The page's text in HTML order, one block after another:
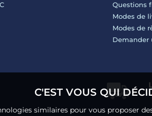
Questions
Modes de
Modes de
Demander
C'EST VOUS QUI
similaires pour vous proposer